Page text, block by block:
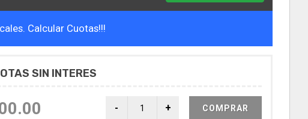
Calcular Cuotas!!!
SIN INTERES
COMPRAR